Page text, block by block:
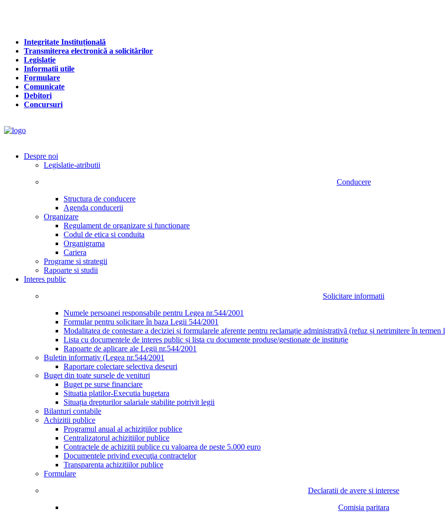
Integritate Instituțională
Transmiterea electronică a solicitărilor
Legislatie
Informatii utile
Formulare
Comunicate
Debitori
Concursuri
Despre noi
Legislatie-atributii
Conducere
Structura de conducere
Agenda conducerii
Organizare
Regulament de organizare si functionare
Codul de etica si conduita
Organigrama
Cariera
Programe si strategii
Rapoarte si studii
Interes public
Solicitare informatii
Numele persoanei responsabile pentru Legea nr.544/2001
Formular pentru solicitare în baza Legii 544/2001
Modalitatea de contestare a deciziei și formularele aferente pentru reclamație administrativă (refuz și netrimitere în termen
Lista cu documentele de interes public și lista cu documente produse/gestionate de instituție
Rapoarte de aplicare ale Legii nr.544/2001
Buletin informativ (Legea nr.544/2001
Raportare colectare selectiva deseuri
Buget din toate sursele de venituri
Buget pe surse financiare
Situatia platilor-Executia bugetara
Situația drepturilor salariale stabilite potrivit legii
Bilanturi contabile
Achizitii publice
Programul anual al achizițiilor publice
Centralizatorul achizitiilor publice
Contractele de achizitii publice cu valoarea de peste 5.000 euro
Documentele privind execuţia contractelor
Transparenta achizitiilor publice
Formulare
Declaratii de avere si interese
Comisia paritara